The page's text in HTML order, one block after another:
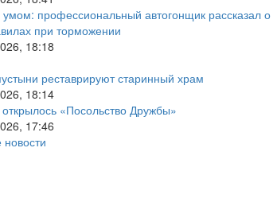
умом: профессиональный автогонщик рассказал о
при торможении
18:18
реставрируют старинный храм
18:14
«Посольство Дружбы»
17:46